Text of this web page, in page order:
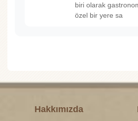
biri olarak
özel bir yere sa
Hakkımızda